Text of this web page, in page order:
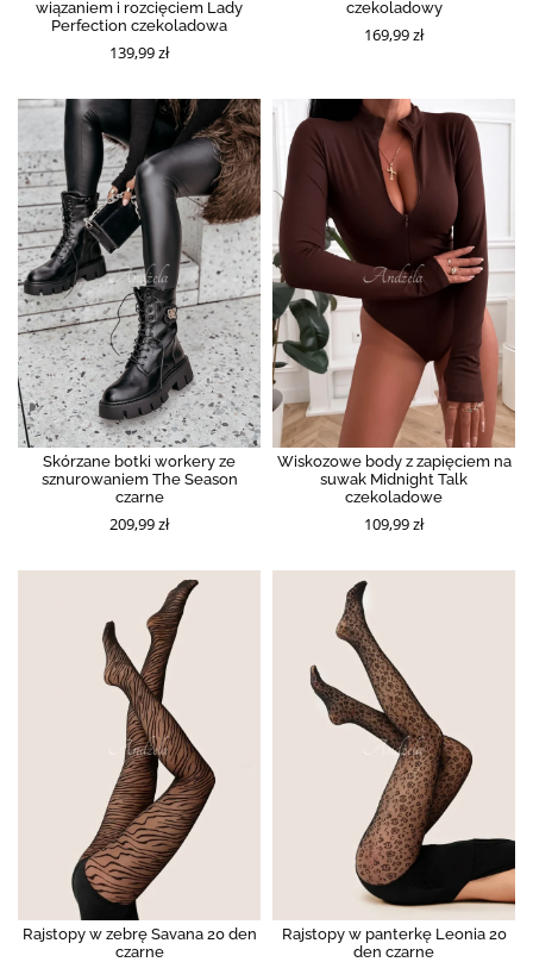
wiązaniem i rozcięciem Lady
Perfection czekoladowa
139,99 zł
czekoladowy
169,99 zł
Skórzane botki workery ze
sznurowaniem The Season
czarne
209,99 zł
Wiskozowe body z zapięciem na
suwak Midnight Talk
czekoladowe
109,99 zł
Rajstopy w zebrę Savana 20 den
czarne
Rajstopy w panterkę Leonia 20
den czarne